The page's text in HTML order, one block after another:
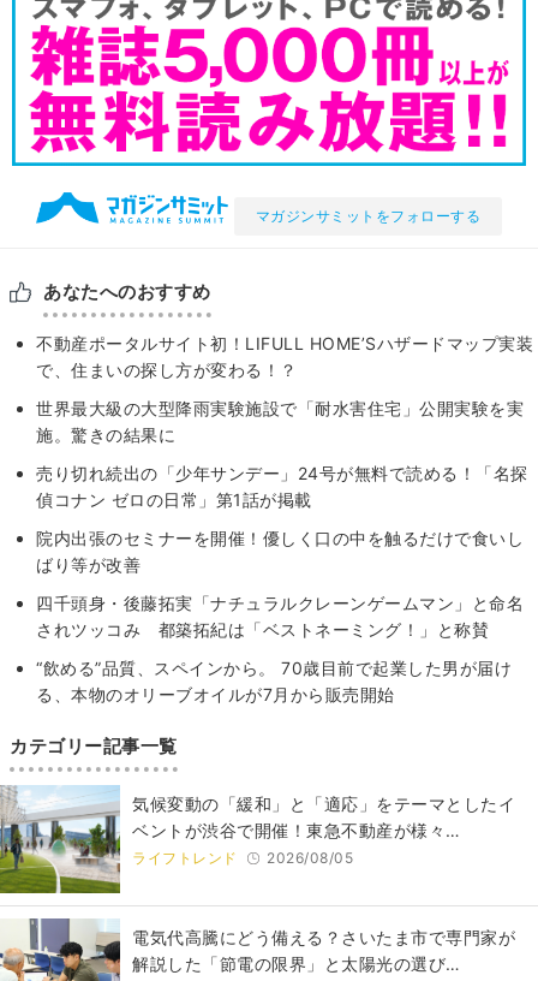
マガジンサミットをフォローする
あなたへのおすすめ
不動産ポータルサイト初！LIFULL HOME’Sハザードマップ実装
で、住まいの探し方が変わる！？
世界最大級の大型降雨実験施設で「耐水害住宅」公開実験を実
施。驚きの結果に
売り切れ続出の「少年サンデー」24号が無料で読める！「名探
偵コナン ゼロの日常」第1話が掲載
院内出張のセミナーを開催！優しく口の中を触るだけで食いし
ばり等が改善
四千頭身・後藤拓実「ナチュラルクレーンゲームマン」と命名
されツッコみ 都築拓紀は「ベストネーミング！」と称賛
“飲める”品質、スペインから。 70歳目前で起業した男が届け
る、本物のオリーブオイルが7月から販売開始
カテゴリー記事一覧
気候変動の「緩和」と「適応」をテーマとしたイ
ベントが渋谷で開催！東急不動産が様々…
ライフトレンド 2026/08/05
電気代高騰にどう備える？さいたま市で専門家が
解説した「節電の限界」と太陽光の選び…